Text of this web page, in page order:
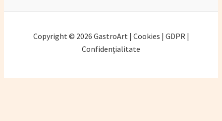
Copyright © 2026 GastroArt | Cookies | GDPR |
Confidențialitate